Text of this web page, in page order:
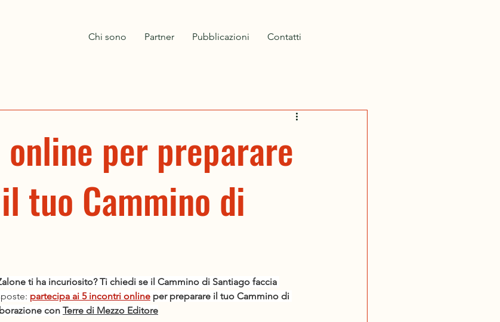
Chi sono Partner Pubblicazioni Contatti
per preparare
tuo Cammino di
ti ha incuriosito? Ti chiedi se il Cammino di Santiago faccia
partecipa ai 5 incontri online per preparare il tuo Cammino di
con Terre di Mezzo Editore